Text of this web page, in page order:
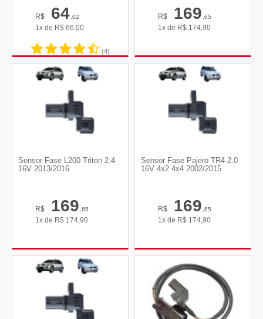
R$ 64,02
1x de R$ 66,00
(4)
R$ 169,65
1x de R$ 174,90
Sensor Fase L200 Triton 2.4
16V 2013/2016
R$ 169,65
1x de R$ 174,90
Sensor Fase Pajero TR4 2.0
16V 4x2 4x4 2002/2015
R$ 169,65
1x de R$ 174,90